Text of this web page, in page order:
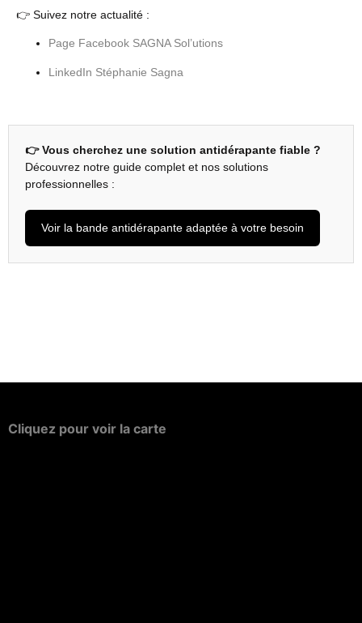
👉 Suivez notre actualité :
Page Facebook SAGNA Sol’utions
LinkedIn Stéphanie Sagna
👉 Vous cherchez une solution antidérapante fiable ?
Découvrez notre guide complet et nos solutions
professionnelles :
Voir la bande antidérapante adaptée à votre besoin
Cliquez pour voir la carte